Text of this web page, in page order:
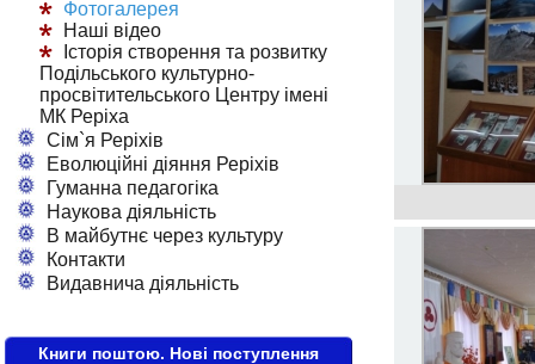
Фотогалерея
Наші відео
Історія створення та розвитку
Подільського культурно-
просвітительського Центру імені
МК Реріха
Сім`я Реріхів
Еволюційні діяння Реріхів
Гуманна педагогіка
Наукова діяльність
В майбутнє через культуру
Контакти
Видавнича діяльність
Книги поштою. Нові поступлення